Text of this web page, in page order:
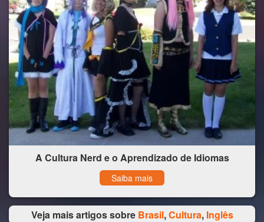
A Cultura Nerd e o Aprendizado de Idiomas
Saiba mais
Veja mais artigos sobre Brasil,Cultura, Inglês